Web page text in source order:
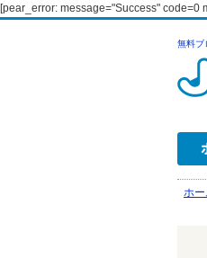
[pear_error: message="Success" code=0
無料ブ
ホー